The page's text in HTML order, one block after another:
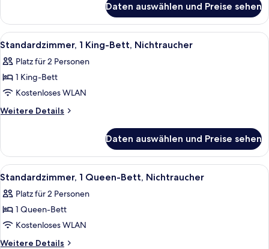
Nichtraucher
anzeigen
1
Queen-
Bett,
Nichtraucher
Daten auswählen und Preise sehen
Alle
Fotos
für
Standardzimmer,
1 King-
Bett,
Zimmersafe, Schreibtisch,
6
Standardzimmer, 1 King-Bett, Nichtraucher
Platz für 2 Personen
1 King-Bett
Kostenloses WLAN
Weitere Details
Weitere
1 King-
Bett,
Nichtraucher
Daten auswählen und Preise sehen
Alle
Fotos
für
Standardzimmer,
1
Queen-
Zimmersafe, Schreibtisch,
7
Standardzimmer, 1 Queen-Bett, Nichtraucher
Platz für 2 Personen
1 Queen-Bett
Kostenloses WLAN
Weitere Details
Weitere